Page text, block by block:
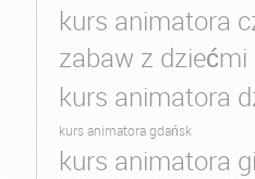
kurs animatora
zabaw z dziećmi
kurs animatora
kurs animatora gdańsk
kurs animatora